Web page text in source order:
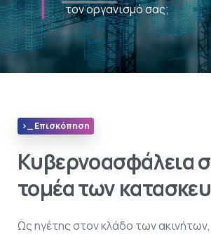
τον οργανισμό σας;
>_ Επισκόπηση
Κυβερνοασφάλεια
τομέα των
Ως ηγέτης στον κλάδο των